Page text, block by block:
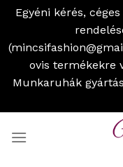
Egyéni kérés,
ovis termékekre
Munkaruhák